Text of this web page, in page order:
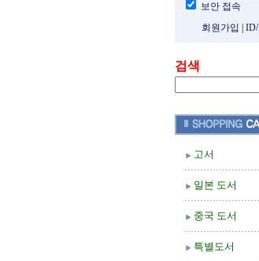
보안 접속
회원가입
ID/
검색
고서
일본 도서
중국 도서
특별도서